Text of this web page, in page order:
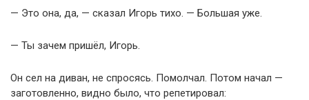
— Это она, да, — сказал Игорь тихо. — Большая уже.
— Ты зачем пришёл, Игорь.
Он сел на диван, не спросясь. Помолчал. Потом начал —
заготовленно, видно было, что репетировал: